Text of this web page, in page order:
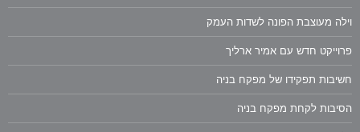
וילה מעוצבת הפונה לשדות העמק
פרוייקט חדש עם אמיר ארליך
חשיבות תפקידו של מפקח בניה
הסיבות לקחת מפקח בניה